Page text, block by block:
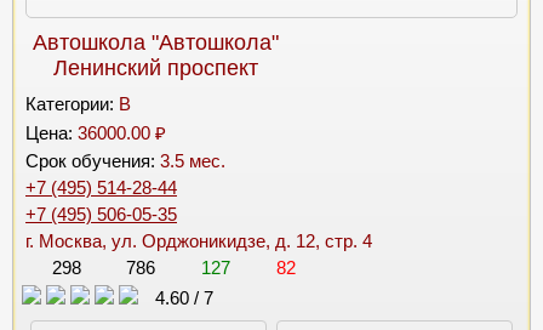
Автошкола "Автошкола"
Ленинский проспект
Категории: B
Цена: 36000.00 ₽
Срок обучения: 3.5 мес.
+7 (495) 514-28-44
+7 (495) 506-05-35
г. Москва, ул. Орджоникидзе, д. 12, стр. 4
298
786 127
82
4.60 / 7